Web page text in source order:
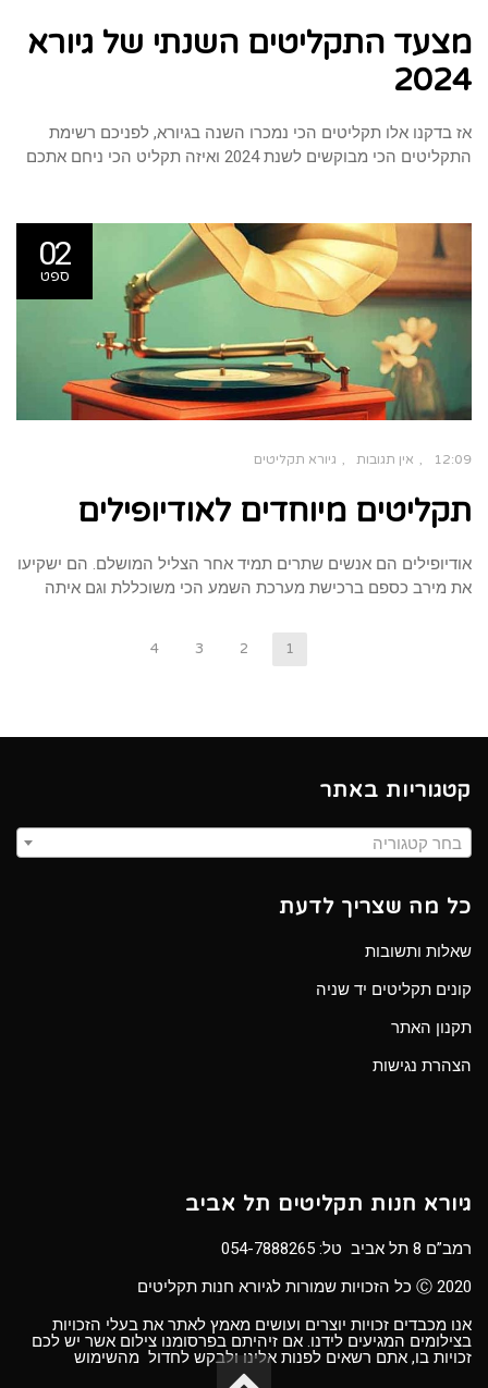
מצעד התקליטים השנתי של גיורא
2024
אז בדקנו אלו תקליטים הכי נמכרו השנה בגיורא, לפניכם רשימת
התקליטים הכי מבוקשים לשנת 2024 ואיזה תקליט הכי ניחם אתכם
02
ספט
12:09 אין תגובות גיורא תקליטים
תקליטים מיוחדים לאודיופילים
אודיופילים הם אנשים שתרים תמיד אחר הצליל המושלם. הם ישקיעו
את מירב כספם ברכישת מערכת השמע הכי משוכללת וגם איתה
1
2
3
4
קטגוריות באתר
בחר קטגוריה
כל מה שצריך לדעת
שאלות ותשובות
קונים תקליטים יד שניה
תקנון האתר
הצהרת נגישות
גיורא חנות תקליטים תל אביב
רמב”ם 8 תל אביב טל:
054-7888265
Ⓒ 2020 כל הזכויות שמורות לגיורא חנות תקליטים
אנו מכבדים זכויות יוצרים ועושים מאמץ לאתר את בעלי הזכויות
בצילומים המגיעים לידנו. אם זיהיתם בפרסומנו צילום אשר יש לכם
זכויות בו, אתם רשאים לפנות אלינו ולבקש לחדול מהשימוש